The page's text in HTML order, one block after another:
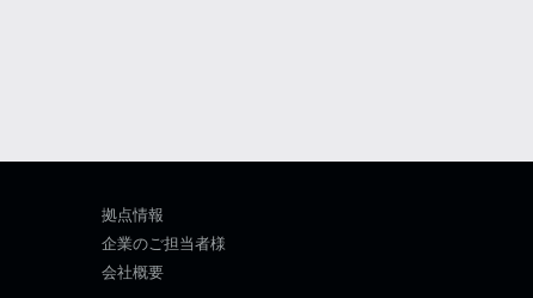
拠点情報
企業のご担当者様
会社概要